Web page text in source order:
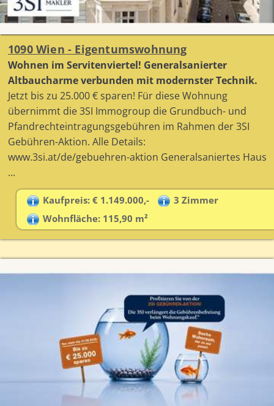
1090 Wien - Eigentumswohnung
Wohnen im Servitenviertel! Generalsanierter
Altbaucharme verbunden mit modernster Technik.
Jetzt bis zu 25.000 € sparen! Für diese Wohnung
übernimmt die 3SI Immogroup die Grundbuch- und
Pfandrechteintragungsgebühren im Rahmen der 3SI
Gebühren-Aktion. Alle Details:
www.3si.at/de/gebuehren-aktion Generalsaniertes Haus
...
Kaufpreis: € 1.149.000,-
3 Zimmer
Wohnfläche: 115,90 m²